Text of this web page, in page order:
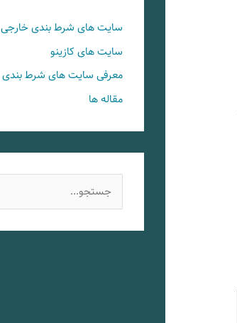
سایت های شرط بندی خارجی
سایت های کازینو
معرفی سایت های شرط بندی
مقاله ها
س
ت